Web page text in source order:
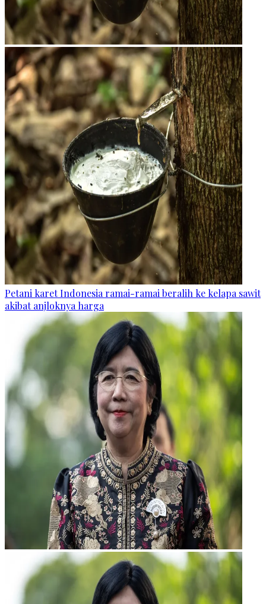
Petani karet Indonesia ramai-ramai beralih ke kelapa sawit
akibat anjloknya harga